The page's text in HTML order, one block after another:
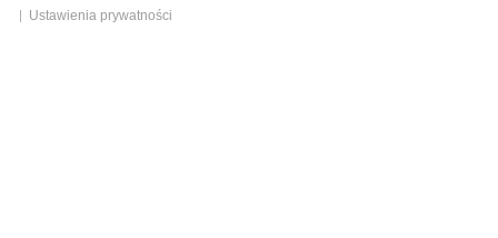
Ustawienia prywatności